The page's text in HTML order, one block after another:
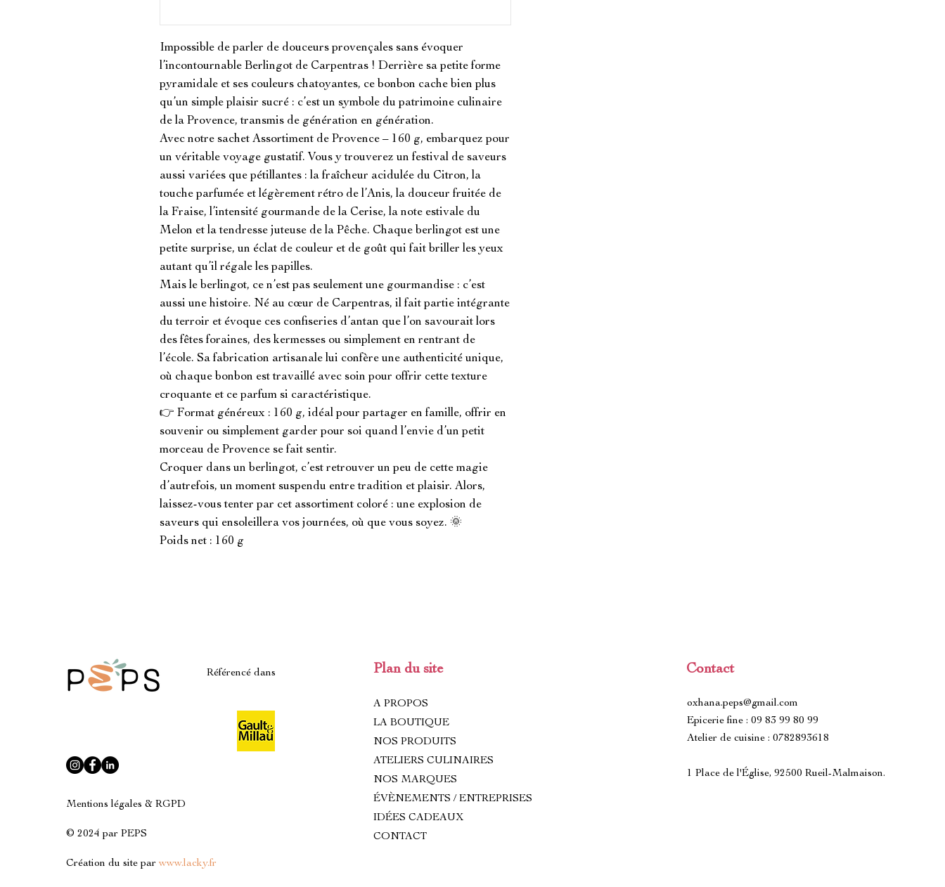
Impossible de parler de douceurs provençales sans évoquer
l’incontournable Berlingot de Carpentras ! Derrière sa petite forme
pyramidale et ses couleurs chatoyantes, ce bonbon cache bien plus
qu’un simple plaisir sucré : c’est un symbole du patrimoine culinaire
de la Provence, transmis de génération en génération.
Avec notre sachet Assortiment de Provence – 160 g, embarquez pour
un véritable voyage gustatif. Vous y trouverez un festival de saveurs
aussi variées que pétillantes : la fraîcheur acidulée du Citron, la
touche parfumée et légèrement rétro de l’Anis, la douceur fruitée de
la Fraise, l’intensité gourmande de la Cerise, la note estivale du
Melon et la tendresse juteuse de la Pêche. Chaque berlingot est une
petite surprise, un éclat de couleur et de goût qui fait briller les yeux
autant qu’il régale les papilles.
Mais le berlingot, ce n’est pas seulement une gourmandise : c’est
aussi une histoire. Né au cœur de Carpentras, il fait partie intégrante
du terroir et évoque ces confiseries d’antan que l’on savourait lors
des fêtes foraines, des kermesses ou simplement en rentrant de
l’école. Sa fabrication artisanale lui confère une authenticité unique,
où chaque bonbon est travaillé avec soin pour offrir cette texture
croquante et ce parfum si caractéristique.
👉 Format généreux : 160 g, idéal pour partager en famille, offrir en
souvenir ou simplement garder pour soi quand l’envie d’un petit
morceau de Provence se fait sentir.
Croquer dans un berlingot, c’est retrouver un peu de cette magie
d’autrefois, un moment suspendu entre tradition et plaisir. Alors,
laissez-vous tenter par cet assortiment coloré : une explosion de
saveurs qui ensoleillera vos journées, où que vous soyez. 🌞
Poids net : 160 g
Référencé dans
Mentions légales & RGPD
© 2024 par PEPS
Création du site par www.lacky.fr
Plan du site
A PROPOS
LA BOUTIQUE
NOS PRODUITS
ATELIERS CULINAIRES
NOS MARQUES
ÉVÈNEMENTS / ENTREPRISES
IDÉES CADEAUX
CONTACT
Contact
oxhana.peps@gmail.com
Epicerie fine : 09 83 99 80 99
Atelier de cuisine : 0782893618
1 Place de l'Église, 92500 Rueil-Malmaison.